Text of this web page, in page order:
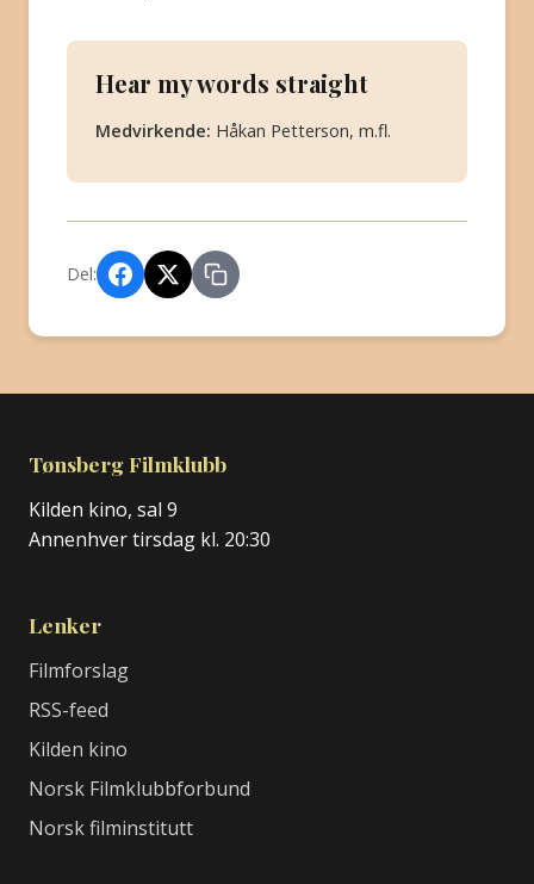
Hear my words straight
Medvirkende: Håkan Petterson, m.fl.
Del:
Tønsberg Filmklubb
Kilden kino, sal 9
Annenhver tirsdag kl. 20:30
Lenker
Filmforslag
RSS-feed
Kilden kino
Norsk Filmklubbforbund
Norsk filminstitutt